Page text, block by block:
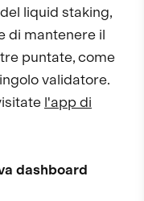
liquid staking,
di mantenere il
puntate, come
validatore.
l'app di
dashboard